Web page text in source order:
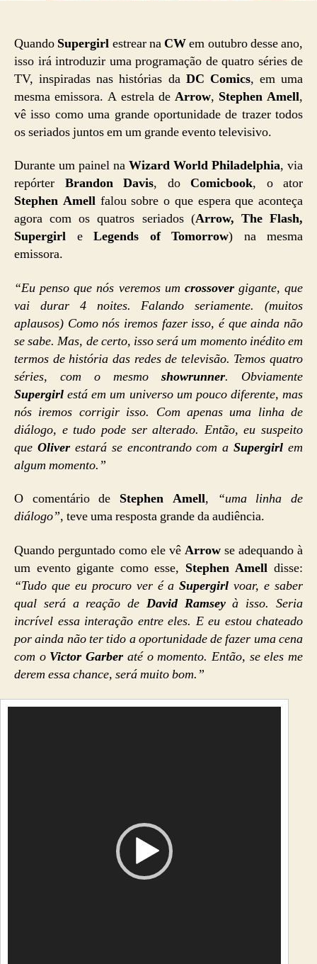
Quando Supergirl estrear na CWem outubro desse ano,
isso irá introduzir uma programação de quatro séries de
TV, inspiradas nas histórias da DC Comics, em uma
mesma emissora. A estrela de Arrow, Stephen Amell,
vê isso como uma grande oportunidade de trazer todos
os seriados juntos em um grande evento televisivo.
Durante um painel na Wizard World Philadelphia, via
repórter Brandon Davis, do Comicbook, o ator
Stephen Amellfalou sobre o que espera que aconteça
agora com os quatros seriados (Arrow, The Flash,
Supergirl e Legends of Tomorrow) na mesma
emissora.
“Eu penso que nós veremos um crossovergigante, que
vai durar 4 noites. Falando seriamente. (muitos
aplausos) Como nós iremos fazer isso, é que ainda não
se sabe. Mas, de certo, isso será um momento inédito em
termos de história das redes de televisão. Temos quatro
séries, com o mesmo showrunner. Obviamente
Supergirl está em um universo um pouco diferente, mas
nós iremos corrigir isso. Com apenas uma linha de
diálogo, e tudo pode ser alterado. Então, eu suspeito
que Oliverestará se encontrando com aSupergirl em
algum momento.”
O comentário de Stephen Amell,
“uma linha de
diálogo”, teve uma resposta grande da audiência.
Quando perguntado como ele vê Arrow se adequando à
um evento gigante como esse, Stephen Amell disse:
“Tudo que eu procuro ver é aSupergirl voar, e saber
qual será a reação de David Ramseyà isso. Seria
incrível essa interação entre eles. E eu estou chateado
por ainda não ter tido a oportunidade de fazer uma cena
com o Victor Garber até o momento. Então, se eles me
derem essa chance, será muito bom.”